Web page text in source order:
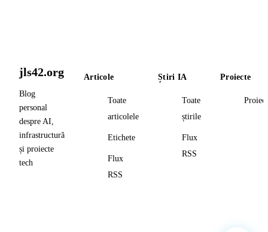
jls42.org
Blog
personal
despre AI,
infrastructură
și proiecte
tech
Articole
Toate
articolele
Etichete
Flux
RSS
Știri IA
Toate
știrile
Flux
RSS
Proiecte